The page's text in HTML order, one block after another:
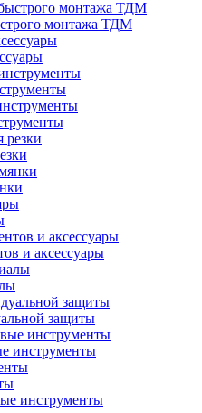
монтажа ТДМ
и аксессуары
защиты
инструменты